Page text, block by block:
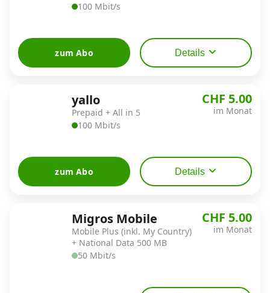
100 Mbit/s
zum Abo Details
yallo
Prepaid + All in 5
100 Mbit/s
CHF 5.00
im Monat
zum Abo Details
Migros Mobile
Mobile Plus (inkl. My Country)
+ National Data 500 MB
50 Mbit/s
CHF 5.00
im Monat